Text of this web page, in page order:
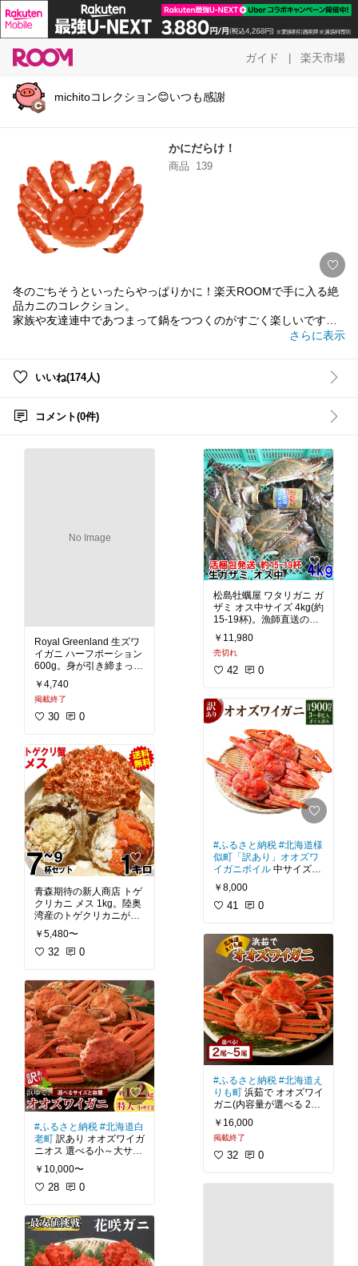
ガイド 楽天市場
michitoコレクション😊いつも感謝
かにだらけ！
商品 139
冬のごちそうといったらやっぱりかに！楽天ROOMで手に入る絶
品カニのコレクション。
家族や友達連中であつまって鍋をつつくのがすごく楽しいですよ
#かに通販 #ズワイガニ
#我が家のお取り寄
さらに表示
いいね(174人)
コメント(0件)
No Image
Royal Greenland 生ズワ
イガニ ハーフポーション
600g。身が引き締まった
旨みたっぷりのカニ肉。
凝縮した旨みと甘み。寒
冷な環境の中でじっくり
と育まれた芳醇な旨みと
て繊細、心地良い食感で
す。美味しさそのまま
に。食べ応えのある本ズ
ワイガニを水揚げ後、急
速冷凍しおいしさを逃さ
#ロイヤルグリーンライ
ド #ズワイガニ #ポーシ
ョン #むき身 #カット済
み #冷凍 #海鮮 #ごちそう
#我が家のお取り寄せ #お
世主 #晩酌のおとも
#映
えグルメ #送料無料
￥4,740
掲載終了
30 0
青森期待の新人商店 トゲ
クリカニ メス 1kg。陸奥
湾産のトゲクリカニが漁
師直送で届きます。超希
少な内子入り。まるで栗
のように甘いカニ味噌が
噌だけでなく脂も美味で
す。浜茹で仕込みで届い
たらすぐに食べられま
す。浜茹で職人の絶妙な
塩加減で磯の香りが引き
#青森期待の新人商店
#陸
奥湾 #トゲクリカニ #毛
蟹 #内子 #蟹味噌 #浜茹で
#ボイル #ごちそう #我が
家のお取り寄せ #おうち
#晩ご飯の救世主
#晩酌のおとも #映えグル
メ #送料無料
￥5,480〜
32 0
#ふるさと納税 #北海道白
老町 訳あり オオズワイガ
ニオス 選べる小～大サイ
ズ 計2kg。刺し網漁やか
ご漁で混獲され、漁網被
害をもたらす海の厄介者
げられました。食べてみ
るととっても美味しいオ
オズワイガニ。浜茹でし
冷凍は一切せずに届きま
￥10,000〜
28 0
松島牡蠣屋 ワタリガニ ガ
ザミ オス中サイズ 4kg(約
15-19杯)。漁師直送の新
鮮低価格！活状態で梱包
されて届きます。某魚捌
き系Youtubeでよく紹介
されているワタリガニ。
ンケジャンに漬け込んで
いただくのがよさそうで
#松島牡蠣屋 #ワタリガニ
#ガザミ #梭子蟹 #海鮮 #
蒸しガニ #味噌汁 #カン
ジャンケジャン #ごちそ
う #我が家のお取り寄せ
#おうちごはん #晩ご飯の
救世主 #晩酌のおとも #
#かねこ
￥11,980
売切れ
42 0
#ふるさと納税 #北海道様
似町「訳あり」オオズワ
イガニボイル 中サイズ3-
4尾入。北海道日高管内
で大量発生したオオズワ
イガニ。網など漁具を壊
なく、脚が欠けていた
り、身の入り具合もまば
らです。そんなオオズワ
イガニを美味しく食べら
れるために、味付けはシ
ンプルに塩のみ、活きた
ままボイルを徹底してい
#訳あり #オオズワイガニ
#海鮮 #ごちそう #我が家
のお取り寄せ
#おうちご
#晩ご飯の救世主 #
晩酌のおとも #映えグル
メ #きまぐれクック #か
ねこ #送料無料
￥8,000
41 0
#ふるさと納税 #北海道え
りも町 浜茹で オオズワイ
ガニ(内容量が選べる 2尾
800g / 3尾 1.2kg / 4尾 1.6
kg / 5尾 2kg / 10尾 4kg)。
大量発生で、刺し網漁や
かご漁で混獲され、漁網
￥16,000
掲載終了
32 0